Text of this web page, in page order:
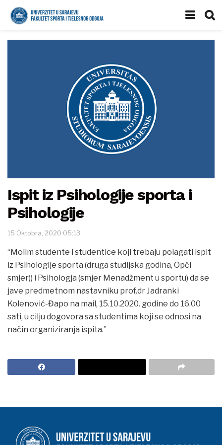
Ispit iz Psihologije sporta i
Psihologije
15 Oktobra, 2020 05:13
“Molim studente i studentice koji trebaju polagati ispit
iz Psihologije sporta (druga studijska godina, Opći
smjer)) i Psihologja (smjer Menadžment u sportu) da se
jave predmetnom nastavniku prof.dr Jadranki
Kolenović-Đapo na mail, 15.10.2020. godine do 16.00
sati, u cilju dogovora sa studentima koji se odnosi na
način organiziranja ispita.”